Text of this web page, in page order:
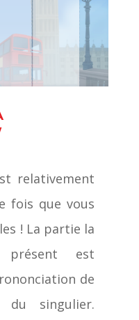
relativement
fois que vous
! La partie la
est
de
du singulier.